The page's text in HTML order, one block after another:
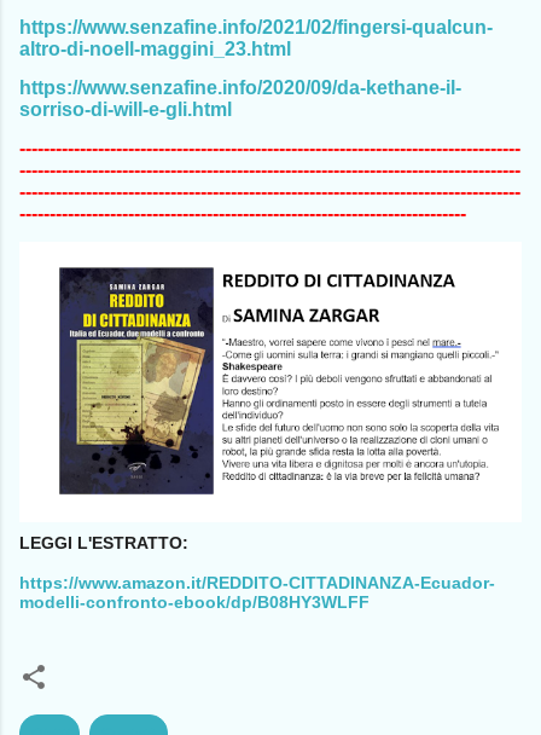
https://www.senzafine.info/2021/02/fingersi-qualcun-
altro-di-noell-maggini_23.html
https://www.senzafine.info/2020/09/da-kethane-il-
sorriso-di-will-e-gli.html
-----------------------------------------------------------------------------------
-----------------------------------------------------------------------------------
-----------------------------------------------------------------------------------
--------------------------------------------------------------------------
LEGGI L'ESTRATTO:
https://www.amazon.it/REDDITO-CITTADINANZA-Ecuador-
modelli-confronto-ebook/dp/B08HY3WLFF